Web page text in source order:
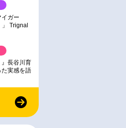
イガー
」 Trignal
』長谷川育
実感を語